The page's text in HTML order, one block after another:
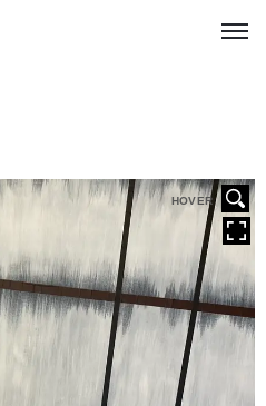
HOVER